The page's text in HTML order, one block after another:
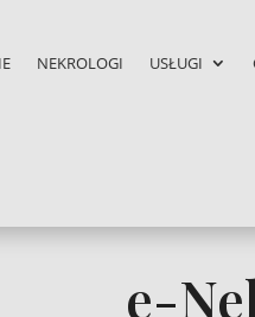
NEKROLOGI USŁUGI
e-